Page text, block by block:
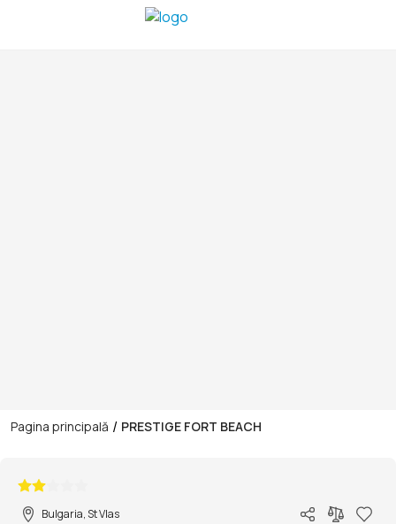
Pagina principală / PRESTIGE FORT BEACH
Bulgaria, St Vlas